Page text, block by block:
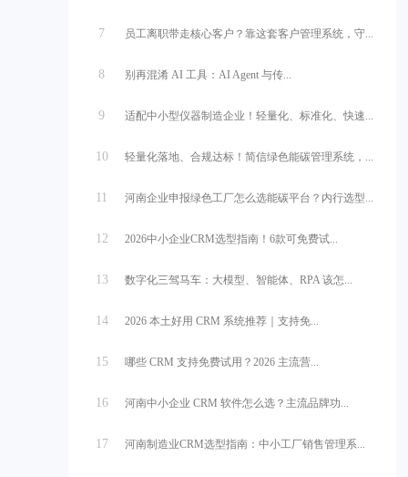
7 员工离职带走核心客户？靠这套客户管理系统，守...
8 别再混淆 AI 工具：AI Agent 与传...
9 适配中小型仪器制造企业！轻量化、标准化、快速...
10 轻量化落地、合规达标！简信绿色能碳管理系统，...
11 河南企业申报绿色工厂怎么选能碳平台？内行选型...
12 2026中小企业CRM选型指南！6款可免费试...
13 数字化三驾马车：大模型、智能体、RPA 该怎...
14 2026 本土好用 CRM 系统推荐｜支持免...
15 哪些 CRM 支持免费试用？2026 主流营...
16 河南中小企业 CRM 软件怎么选？主流品牌功...
17 河南制造业CRM选型指南：中小工厂销售管理系...